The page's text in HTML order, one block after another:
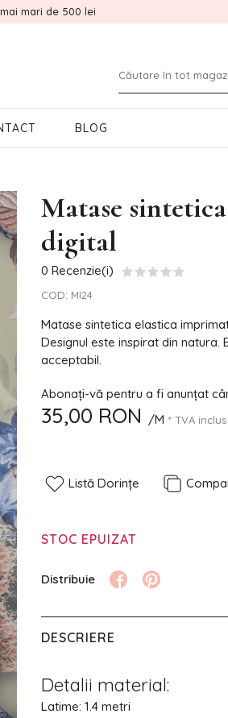
mari de 500 lei
BLOG
Matase
digital
0 Recenzie(i)
COD: MI24
Matase sintetica elastica
Designul este inspirat din
acceptabil.
Abonați-vă pentru a fi anunțat
35,00 RON /M * TVA inclus
Listă Dorințe
STOC EPUIZAT
DESCRIERE
Detalii material:
Latime: 1.4 metri